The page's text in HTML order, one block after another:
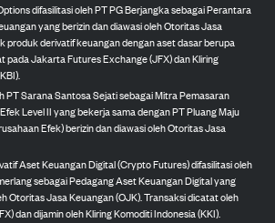
difasilitasi oleh PT PG Berjangka sebagai Perantara
yang berizin dan diawasi oleh Otoritas Jasa
produk derivatif keuangan dengan aset dasar berupa
pada Jakarta Futures Exchange (JFX) dan Kliring
PT Sarana Santosa Sejati sebagai Mitra Pemasaran
Level II yang bekerja sama dengan PT Pluang Maju
Efek) berizin dan diawasi oleh Otoritas Jasa
Aset Keuangan Digital (Crypto Futures) difasilitasi oleh
sebagai Pedagang Aset Keuangan Digital yang
Otoritas Jasa Keuangan (OJK). Transaksi dicatat oleh
dan dijamin oleh Kliring Komoditi Indonesia (KKI).